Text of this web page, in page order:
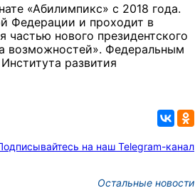
«Абилимпикс» с 2018 года.
Федерации и проходит в
частью нового президентского
возможностей». Федеральным
развития
на наш Telegram-канал
Остальные новости